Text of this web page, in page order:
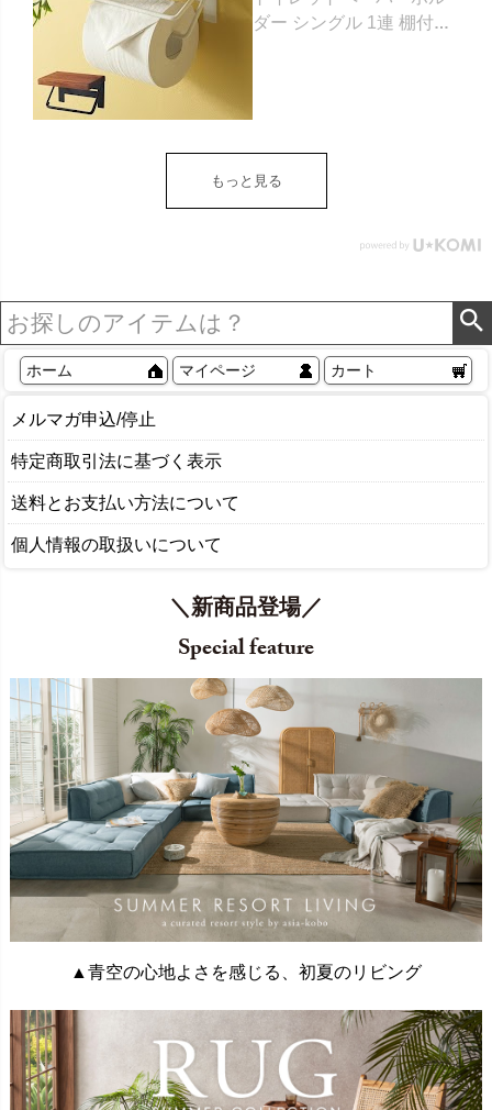
ダー シングル 1連 棚付き
ダー 収納 DIY アンティー
ク ヴィンテージ ナチュラ
リア アジアン [84302] ホ
もっと見る
ホーム マイページ カート
メルマガ申込/停止
特定商取引法に基づく表示
送料とお支払い方法について
個人情報の取扱いについて
＼新商品登場／
Special feature
▲青空の心地よさを感じる、初夏のリビング